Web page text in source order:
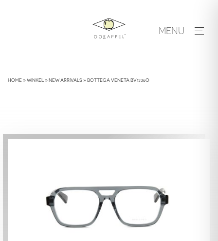
MENU
HOME»WINKEL »NEW ARRIVALS»BOTTEGA VENETA BV1336O